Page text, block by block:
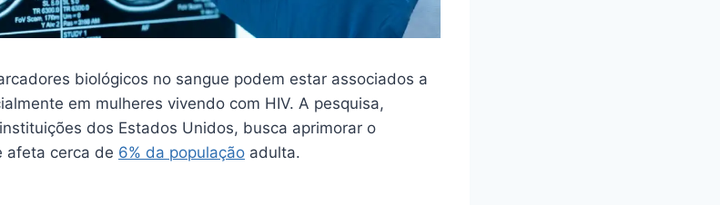
biológicos no sangue podem estar associados a
em mulheres vivendo com HIV. A pesquisa,
dos Estados Unidos, busca aprimorar o
afeta cerca de 6% da população adulta.